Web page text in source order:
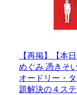
【再掲】【本
めぐみ 憑きそ
オードリー・
題解決の４ス